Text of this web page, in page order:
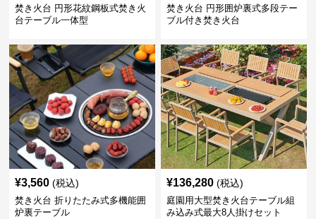
焚き火台 円形花紋鋼板式焚き火
台テーブル一体型
焚き火台 円形囲炉裏式多段テー
ブル付き焚き火台
¥3,560 (税込)
焚き火台 折りたたみ式多機能囲
炉裏テーブル
¥136,280 (税込)
庭園用大型焚き火台テーブル組
み込み式最大8人掛けセット